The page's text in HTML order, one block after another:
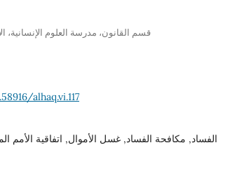
قسم القانون، مدرسة العلوم الإنسانية،
alhaq.vi.117
الفساد, مكافحة الفساد, غسل الأموال, اتفاقية الأمم